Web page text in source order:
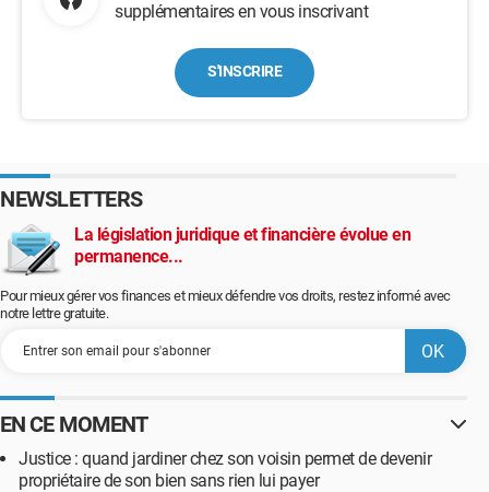
supplémentaires en vous inscrivant
S'INSCRIRE
NEWSLETTERS
La législation juridique et financière évolue en
permanence...
Pour mieux gérer vos finances et mieux défendre vos droits, restez informé avec
notre lettre gratuite.
EN CE MOMENT
Justice : quand jardiner chez son voisin permet de devenir
propriétaire de son bien sans rien lui payer